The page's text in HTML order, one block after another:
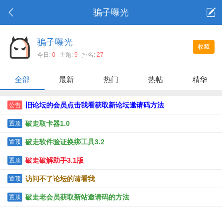
骗子曝光
收藏
骗子曝光
今日: 0 主题: 9 排名: 27
全部 最新 热门 热帖 精华
公告 旧论坛的会员点击我看获取新论坛邀请码方法
置顶 破走取卡器1.0
置顶 破走软件验证换绑工具3.2
置顶 破走破解助手3.1版
置顶 访问不了论坛的请看我
置顶 破走老会员获取新站邀请码的方法